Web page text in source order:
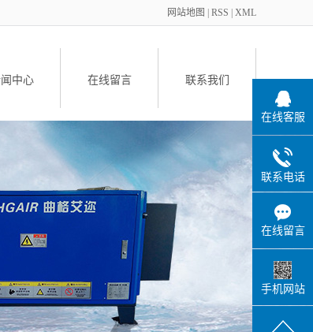
网站地图 RSS XML
中心 在线留言 联系我们
在线客服
联系电话
在线留言
手机网站